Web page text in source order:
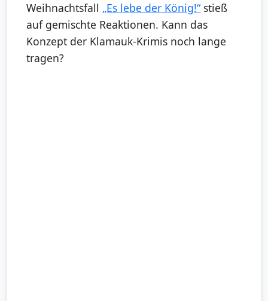
Weihnachtsfall „Es lebe der König!“ stieß
auf gemischte Reaktionen. Kann das
Konzept der Klamauk-Krimis noch lange
tragen?